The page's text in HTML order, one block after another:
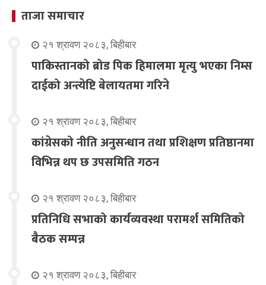
ताजा समाचार
२१ श्रावण २०८३, बिहीबार
पाकिस्तानको ब्रोड पिक हिमालमा मृत्यु भएका निम्स
दाईको अन्त्येष्टि बेलायतमा गरिने
२१ श्रावण २०८३, बिहीबार
कांग्रेसको नीति अनुसन्धान तथा प्रशिक्षण प्रतिष्ठानमा
विभिन्न थप छ उपसमिति गठन
२१ श्रावण २०८३, बिहीबार
प्रतिनिधि सभाको कार्यव्यवस्था परामर्श समितिको
बैठक सम्पन्न
२१ श्रावण २०८३, बिहीबार